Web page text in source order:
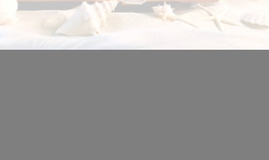
Devenir adhérent
Espace adhérent